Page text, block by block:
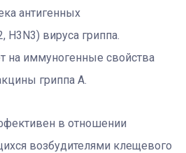
антигенных
H3N3) вируса гриппа.
на иммуногенные свойства
гриппа А.
в отношении
возбудителями клещевого